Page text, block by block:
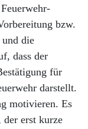
bzw.
und die
dass der
für
darstellt.
motivieren. Es
erst kurze